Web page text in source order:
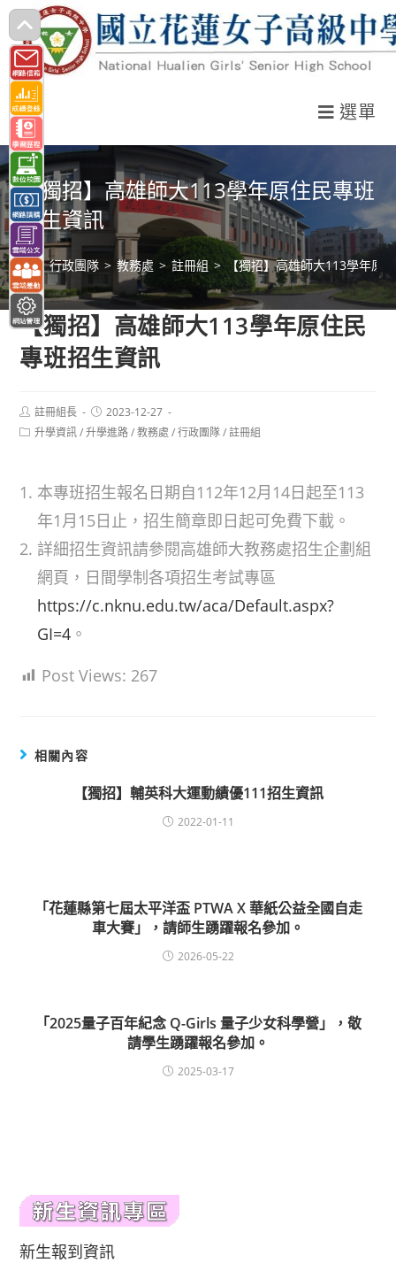
跳
轉
至
主
要
內
容
選單
【獨招】高雄師大113學年原住民專班
招生資訊
> 行政團隊 > 教務處 > 註冊組 > 【獨招】高雄師大113學年原
【獨招】高雄師大113學年原住民
專班招生資訊
Post
author:
註冊組長
Post
published:
2023-12-27
Post升學資訊 / 升學進路 / 教務處 / 行政團隊 / 註冊組
本專班招生報名日期自112年12月14日起至113
年1月15日止，招生簡章即日起可免費下載。
詳細招生資訊請參閱高雄師大教務處招生企劃組
網頁，日間學制各項招生考試專區
https://c.nknu.edu.tw/aca/Default.aspx?
GI=4 。
Post Views: 267
相關內容
【獨招】輔英科大運動績優111招生資訊
2022-01-11
「花蓮縣第七屆太平洋盃 PTWA X 華紙公益全國自走
車大賽」，請師生踴躍報名參加。
2026-05-22
「2025量子百年紀念 Q-Girls 量子少女科學營」，敬
請學生踴躍報名參加。
2025-03-17
新生報到資訊